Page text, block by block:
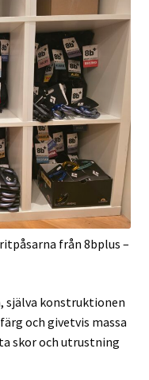
från 8bplus –
själva konstruktionen
och givetvis massa
skor och utrustning